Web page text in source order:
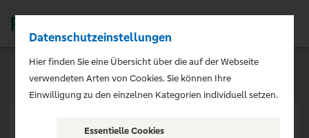
Datenschutzeinstellungen
Hier finden Sie eine Übersicht über die auf der Webseite
verwendeten Arten von Cookies. Sie können Ihre
Einwilligung zu den einzelnen Kategorien individuell setzen.
Essentielle Cookies